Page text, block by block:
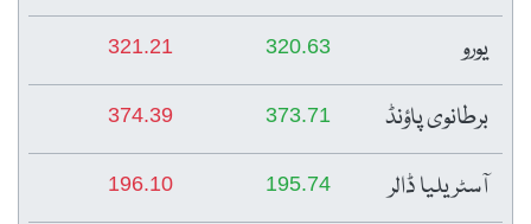
یورو 320.63
321.21
برطانوی پاؤنڈ 373.71
374.39
آسٹریلیا ڈالر 195.74
196.10